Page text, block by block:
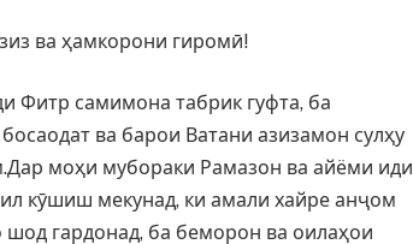
ва ҳамкорони гиромӣ!
Фитр самимона табрик гуфта, ба
ва барои Ватани азизамон сулҳу
моҳи мубораки Рамазон ва айёми иди
кӯшиш мекунад, ки амали хайре анҷом
гардонад, ба беморон ва оилаҳои